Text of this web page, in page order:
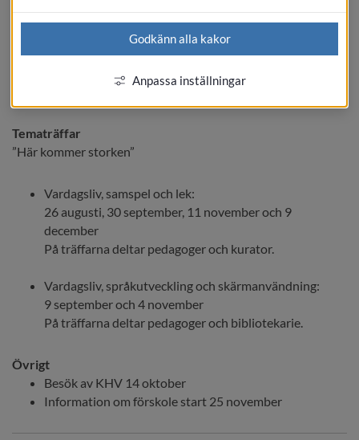
Babycafé 0-12 månader
En riktad grupp för er med barn 0-12 månader. Här sjunger vi
och samtalar med varandra om att vara förälder och delar
Tematräffar
”Här kommer storken”
Vardagsliv, samspel och lek:
26 augusti, 30 september, 11 november och 9
december
På träffarna deltar pedagoger och kurator.
Vardagsliv, språkutveckling och skärmanvändning:
9 september och 4 november
På träffarna deltar pedagoger och bibliotekarie.
Övrigt
Besök av KHV 14 oktober
Information om förskole start 25 november
Godkänn alla kakor
Anpassa inställningar